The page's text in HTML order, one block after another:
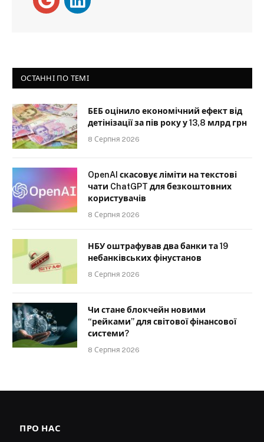
ОСТАННІ ПО ТЕМІ
БЕБ оцінило економічний ефект від
детінізації за пів року у 13,8 млрд грн
8 Серпня 2026
OpenAI скасовує ліміти на текстові
чати ChatGPT для безкоштовних
користувачів
8 Серпня 2026
НБУ оштрафував два банки та 19
небанківських фінустанов
8 Серпня 2026
Чи стане блокчейн новими
“рейками” для світової фінансової
системи?
8 Серпня 2026
ПРО НАС